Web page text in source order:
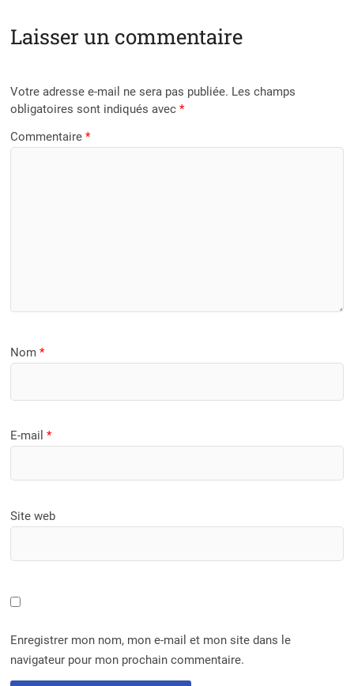
Laisser un commentaire
Votre adresse e-mail ne sera pas publiée. Les champs
obligatoires sont indiqués avec*
Commentaire*
Nom*
E-mail*
Site web
Enregistrer mon nom, mon e-mail et mon site dans le
navigateur pour mon prochain commentaire.